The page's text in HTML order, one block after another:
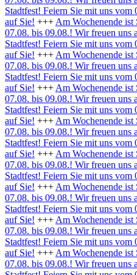
Stadtfest! Feiern Sie mit uns
auf Sie! +++ Am Wochenende ist
07.08. bis 09.08.! Wir freuen uns
Stadtfest! Feiern Sie mit uns
auf Sie! +++ Am Wochenende ist
07.08. bis 09.08.! Wir freuen uns
Stadtfest! Feiern Sie mit uns
auf Sie! +++ Am Wochenende ist
07.08. bis 09.08.! Wir freuen uns
Stadtfest! Feiern Sie mit uns
auf Sie! +++ Am Wochenende ist
07.08. bis 09.08.! Wir freuen uns
Stadtfest! Feiern Sie mit uns
auf Sie! +++ Am Wochenende ist
07.08. bis 09.08.! Wir freuen uns
Stadtfest! Feiern Sie mit uns
auf Sie! +++ Am Wochenende ist
07.08. bis 09.08.! Wir freuen uns
Stadtfest! Feiern Sie mit uns
auf Sie! +++ Am Wochenende ist
07.08. bis 09.08.! Wir freuen uns
Stadtfest! Feiern Sie mit uns
auf Sie! +++ Am Wochenende ist
07.08. bis 09.08.! Wir freuen uns